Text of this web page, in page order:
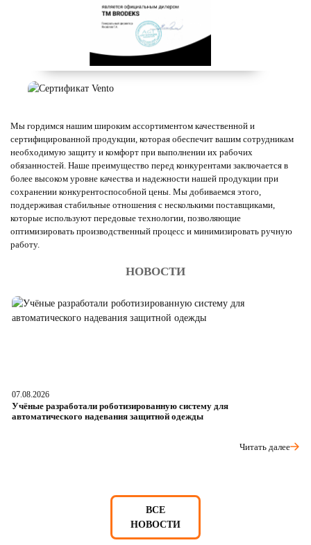
Мы гордимся нашим широким ассортиментом качественной и
сертифицированной продукции, которая обеспечит вашим сотрудникам
необходимую защиту и комфорт при выполнении их рабочих
обязанностей. Наше преимущество перед конкурентами заключается в
более высоком уровне качества и надежности нашей продукции при
сохранении конкурентоспособной цены. Мы добиваемся этого,
поддерживая стабильные отношения с несколькими поставщиками,
которые используют передовые технологии, позволяющие
оптимизировать производственный процесс и минимизировать ручную
работу.
НОВОСТИ
07.08.2026
Учёные разработали роботизированную систему для
автоматического надевания защитной одежды
Читать далее
ВСЕ
НОВОСТИ